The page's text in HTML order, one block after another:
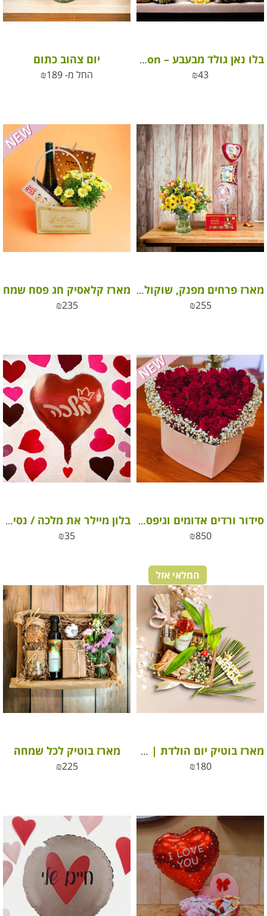
בלו נאן גולד מבעבע – Blue Nun Sparkling Gold Edition
₪43
יום צהוב כתום
החל מ- ₪189
מארז פרחים מפנק, שוקולד בלגי ובלון עם ברכה
₪255
מארז קלאסיק חג פסח שמח
₪235
סידור ורדים אדומים וגיפסנית לבבות – קסם של רומנטיקה
₪850
בלון מיילר את מלכה / נסיכה שלי
₪35
המלאי אזל
מארז בוטיק יום הולדת | משלוח ליום הולדת
₪180
מארז בוטיק לכל שמחה
₪225